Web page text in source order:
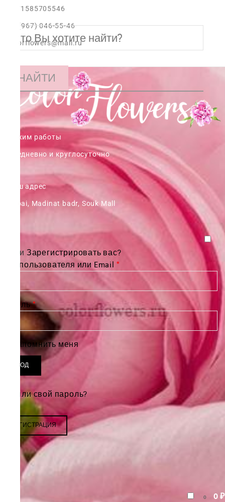
+971585705546
+7 (967) 046-55-46
colorflowers@mail.ru
Режим работы
ежедневно и круглосуточно
Наш адрес
Dubai, Madinat badr, Souk Mall
Войти Зарегистрировать вас?
Имя пользователя или Email *Обязательно
Пароль*Обязательно
Запомнить меня
ВХОД
Забыли свой пароль?
РЕГИСТРАЦИЯ
НАЙТИ
0 0₽